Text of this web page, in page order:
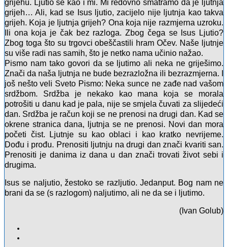
grijehu. Ljutio se kao i mi. Mi redovno smatramo da je ljutnja
grijeh… Ali, kad se Isus ljutio, zacijelo nije ljutnja kao takva
grijeh. Koja je ljutnja grijeh? Ona koja nije razmjerna uzroku.
Ili ona koja je čak bez razloga. Zbog čega se Isus Ljutio?
Zbog toga što su trgovci obeščastili hram Očev. Naše ljutnje
su više radi nas samih, što je netko nama učinio nažao.
Pismo nam tako govori da se ljutimo ali neka ne griješimo.
Znači da naša ljutnja ne bude bezrazložna ili bezrazmjerna. I
još nešto veli Sveto Pismo: Neka sunce ne zađe nad vašom
srdžbom. Srdžba je nekako kao mana koja se morala
potrošiti u danu kad je pala, nije se smjela čuvati za slijedeći
dan. Srdžba je račun koji se ne prenosi na drugi dan. Kad se
okrene stranica dana, ljutnja se ne prenosi. Novi dan mora
početi čist. Ljutnje su kao oblaci i kao kratko nevrijeme.
Dođu i prođu. Prenositi ljutnju na drugi dan znači kvariti san.
Prenositi je danima iz dana u dan znači trovati život sebi i
drugima.
Isus se naljutio, žestoko se razljutio. Jedanput. Bog nam ne
brani da se (s razlogom) naljutimo, ali ne da se i ljutimo.
(Ivan Golub)